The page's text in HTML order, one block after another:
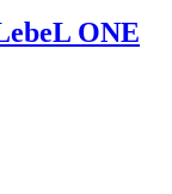
ONE